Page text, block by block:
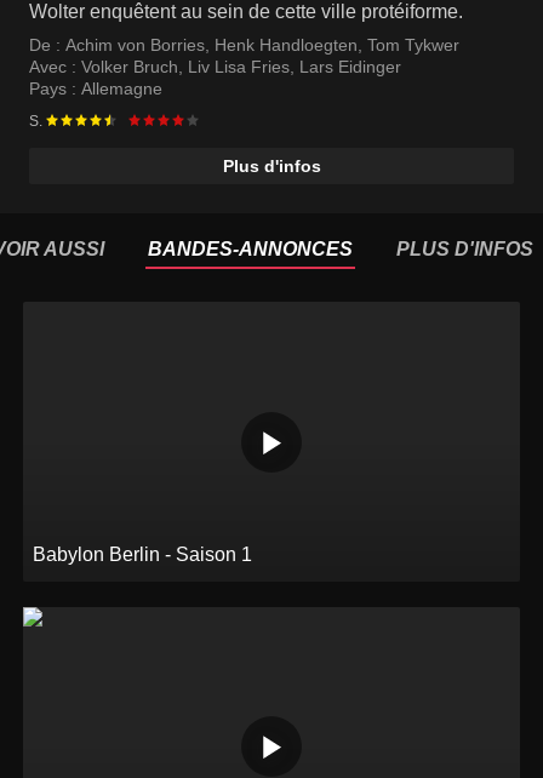
Wolter enquêtent au sein de cette ville protéiforme.
De : Achim von Borries, Henk Handloegten, Tom Tykwer
Avec : Volker Bruch, Liv Lisa Fries, Lars Eidinger
Pays : Allemagne
S.
Plus d'infos
AUSSI BANDES-ANNONCES PLUS D'INFOS
Babylon Berlin - Saison 1